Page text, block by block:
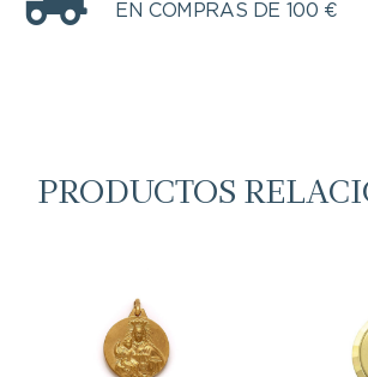
EN COMPRAS DE 100 €
PRODUCTOS